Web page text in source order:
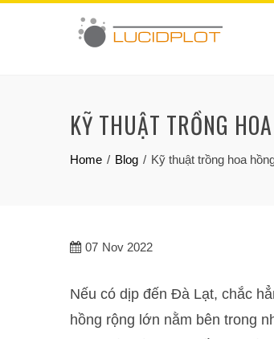
KỸ THUẬT TRỒNG
Home Blog Kỹ thuật trồng hoa
07 Nov 2022
Nếu có dịp đến Đà Lạt, chắc
hồng rộng lớn nằm bên trong